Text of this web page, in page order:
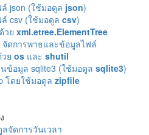
json (ใช้มอดูล json)
csv (ใช้มอดูล csv)
วย xml.etree.ElementTree
จัดการพาธและข้อมูลไฟล์
ย os และ shutil
ข้อมูล sqlite3 (ใช้มอดูล sqlite3)
โดยใช้มอดูล zipfile
จัดการวันเวลา